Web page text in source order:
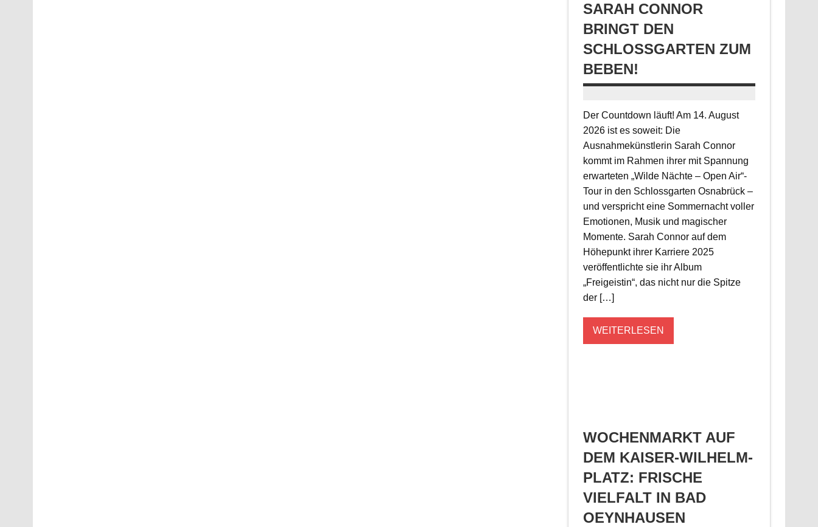
ARAH CONNOR B
RINGT DEN S
CHLOSSGARTEN ZUM B
EBEN!
Der Countdown läuft! Am 14. August
2026 ist es soweit: Die
Ausnahmekünstlerin Sarah Connor
kommt im Rahmen ihrer mit Spannung
erwarteten „Wilde Nächte – Open Air“-
Tour in den Schlossgarten Osnabrück –
und verspricht eine Sommernacht voller
Emotionen, Musik und magischer
Momente. Sarah Connor auf dem
Höhepunkt ihrer Karriere 2025
veröffentlichte sie ihr Album
„Freigeistin“, das nicht nur die Spitze
der […]
WEITERLESEN
WOCHENMARKT AUF
DEM KAISER-WILHELM-
PLATZ: FRISCHE
VIELFALT IN BAD
OEYNHAUSEN